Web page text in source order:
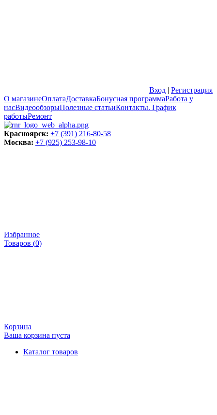
Вход | Регистрация
О магазинеОплатаДоставкаБонусная программаРабота у
насВидеообзорыПолезные статьиКонтакты. График
работыРемонт
Красноярск: +7 (391) 216-80-58
Москва: +7 (925) 253-98-10
Избранное
Товаров (0)
Корзина
Ваша корзина пуста
Каталог товаров